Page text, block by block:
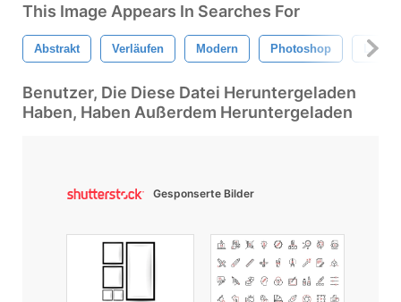
This Image Appears In Searches For
Abstrakt Verläufen Modern Photoshop Lila
Benutzer, Die Diese Datei Heruntergeladen
Haben, Haben Außerdem Heruntergeladen
Gesponserte Bilder